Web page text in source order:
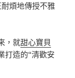
煩地傳授不雅
，就甜心寶貝
打造的“清歡安